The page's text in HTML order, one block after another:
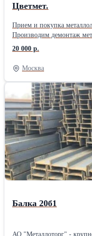
Цветмет.
Прием и покупка
Производим демонтаж
и черный металл дорого. Оплата сразу. Все документы. Свои
пункты приема металла в
20 000 р.
Москва
Балка 20б1
АО "Металлоторг" -